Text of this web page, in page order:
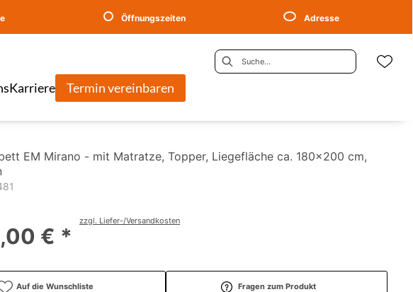
Öffnungszeiten Adresse
Karriere Termin vereinbaren
EM Mirano - mit Matratze, Topper, Liegefläche ca. 180x200 cm,
€ *
zzgl. Liefer-/Versandkosten
Auf die Wunschliste Fragen zum Produkt